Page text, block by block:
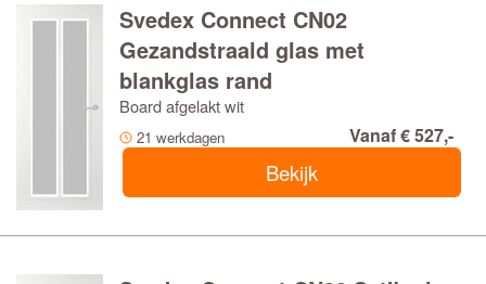
Svedex Connect CN02
Gezandstraald glas met
blankglas rand
Board afgelakt wit
21 werkdagen Vanaf € 527,-
Bekijk